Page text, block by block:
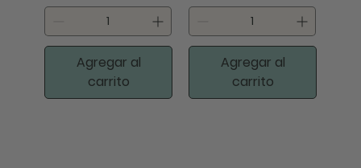
Agregar al
carrito
Agregar al
carrito